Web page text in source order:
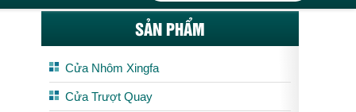
SẢN PHẨM
Cửa Nhôm Xingfa
Cửa Trượt Quay